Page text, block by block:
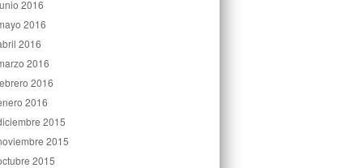
2016
2016
2016
2016
2016
2016
2015
2015
2015